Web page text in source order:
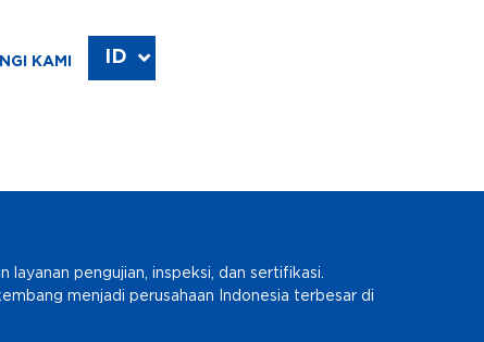
KAMI ID
EN
layanan pengujian, inspeksi, dan sertifikasi.
menjadi perusahaan Indonesia terbesar di